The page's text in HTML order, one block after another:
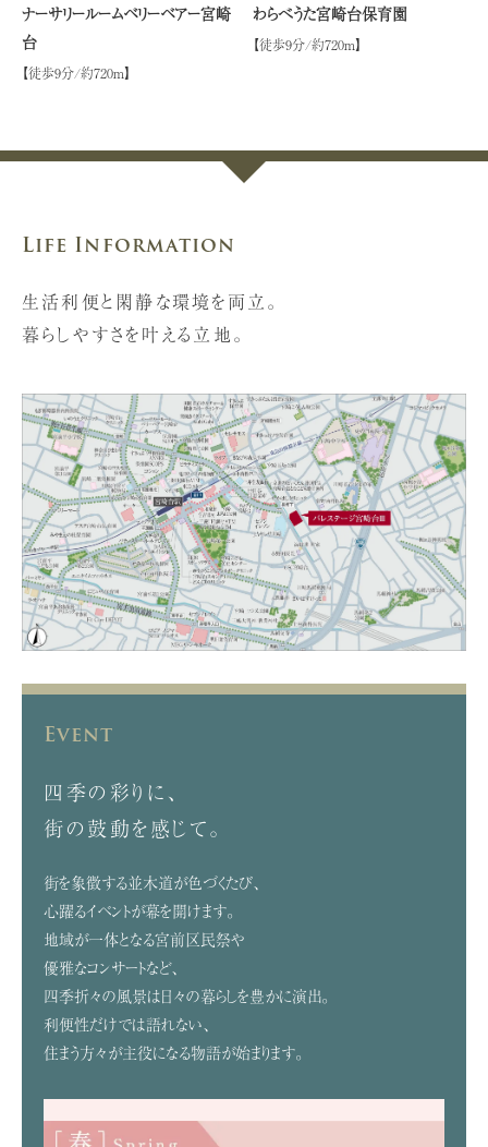
ナーサリールームベリーベアー宮崎
台
【徒歩9分/約720ｍ】
わらべうた宮崎台保育園
【徒歩9分/約720ｍ】
Life Information
生活利便と閑静な環境を両立。
暮らしやすさを叶える立地。
Event
四季の彩りに、
街の鼓動を感じて。
街を象徴する並木道が色づくたび、
心躍るイベントが幕を開けます。
地域が一体となる宮前区民祭や
優雅なコンサートなど、
四季折々の風景は日々の暮らしを豊かに演出。
利便性だけでは語れない、
住まう方々が主役になる物語が始まります。